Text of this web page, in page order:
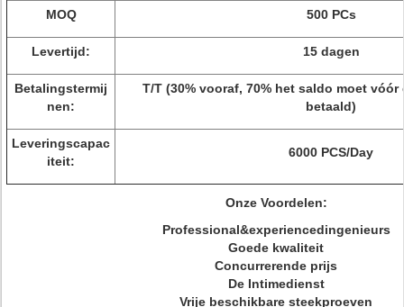
MOQ 500 PCs
Levertijd: 15 dagen
Betalingstermij
nen:
T/T (30% vooraf, 70% het saldo moet
betaald)
Leveringscapac
iteit:
6000 PCS/Day
Onze Voordelen:
Professional&experiencedingenieurs
Goede kwaliteit
Concurrerende prijs
De Intimedienst
Vrije beschikbare steekproeven